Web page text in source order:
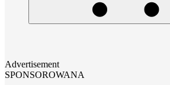
Advertisement
SPONSOROWANA